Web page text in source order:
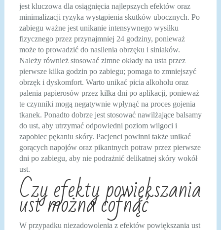
jest kluczowa dla osiągnięcia najlepszych efektów oraz
minimalizacji ryzyka wystąpienia skutków ubocznych. Po
zabiegu ważne jest unikanie intensywnego wysiłku
fizycznego przez przynajmniej 24 godziny, ponieważ
może to prowadzić do nasilenia obrzęku i siniaków.
Należy również stosować zimne okłady na usta przez
pierwsze kilka godzin po zabiegu; pomaga to zmniejszyć
obrzęk i dyskomfort. Warto unikać picia alkoholu oraz
palenia papierosów przez kilka dni po aplikacji, ponieważ
te czynniki mogą negatywnie wpłynąć na proces gojenia
tkanek. Ponadto dobrze jest stosować nawilżające balsamy
do ust, aby utrzymać odpowiedni poziom wilgoci i
zapobiec pękaniu skóry. Pacjenci powinni także unikać
gorących napojów oraz pikantnych potraw przez pierwsze
dni po zabiegu, aby nie podrażnić delikatnej skóry wokół
ust.
Czy efekty powiększania
ust można cofnąć
W przypadku niezadowolenia z efektów powiększania ust